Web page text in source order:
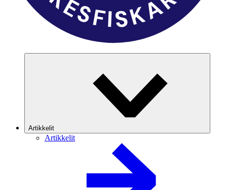
Artikkelit
Artikkelit